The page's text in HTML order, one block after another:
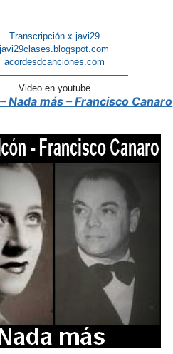
Transcripción x javi29
javi29clases.blogspot.com
acordesdcanciones.com
Video en youtube
Nada más – Francisco Canaro